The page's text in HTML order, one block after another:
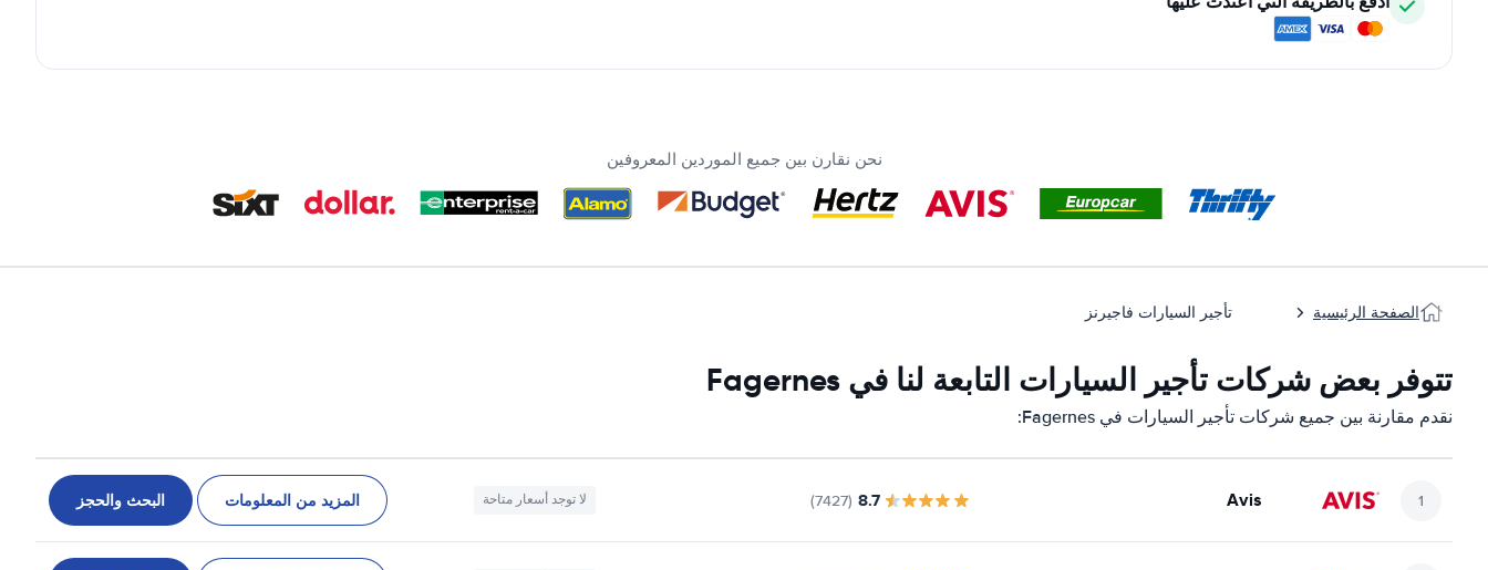
نحن نقارن بين جميع الموردين المعروفين
الصفحة الرئيسية تأجير السيارات فاجيرنز
تتوفر بعض شركات تأجير السيارات التابعة لنا في Fagernes
نقدم مقارنة بين جميع شركات تأجير السيارات في Fagernes:
Avis
8.7
(7427) لا توجد أسعار متاحة المزيد من المعلومات البحث والحجز